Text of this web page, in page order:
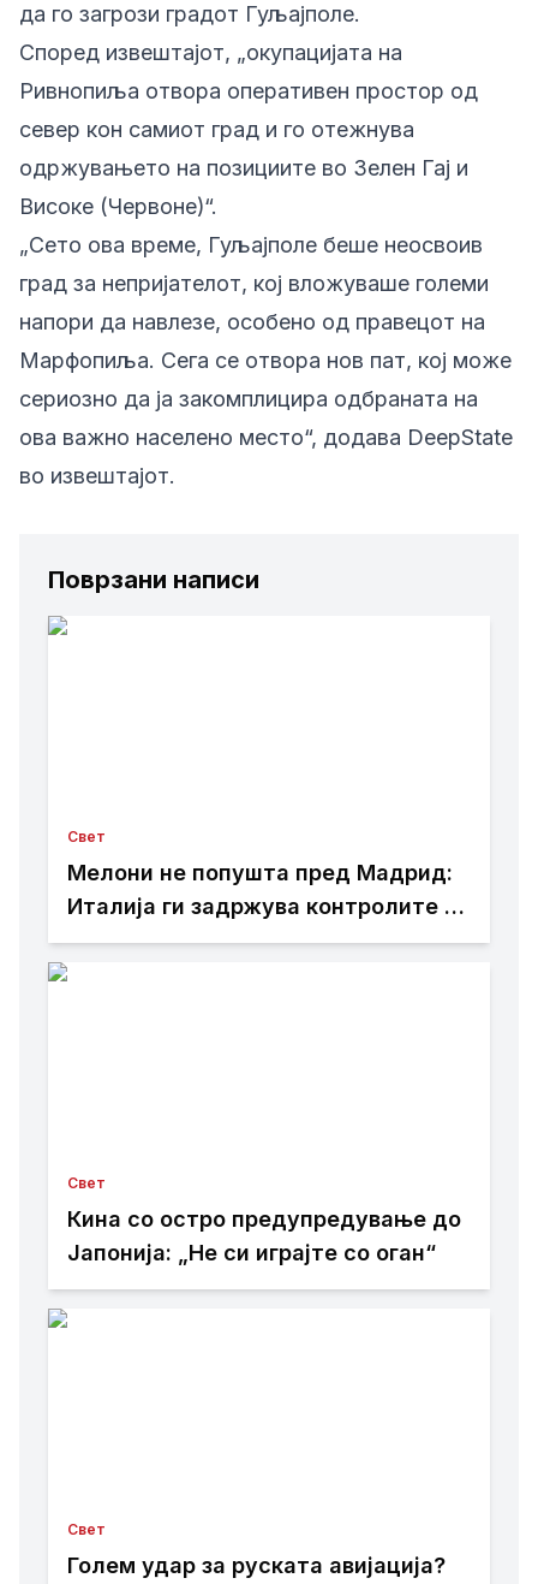
да го загрози градот Гуљајполе.
Според извештајот, „окупацијата на
Ривнопиља отвора оперативен простор од
север кон самиот град и го отежнува
одржувањето на позициите во Зелен Гај и
Високе (Червоне)“.
„Сето ова време, Гуљајполе беше неосвоив
град за непријателот, кој вложуваше големи
напори да навлезе, особено од правецот на
Марфопиља. Сега се отвора нов пат, кој може
сериозно да ја закомплицира одбраната на
ова важно населено место“, додава DeepState
во извештајот.
Поврзани написи
Свет
Мелони не попушта пред Мадрид:
Италија ги задржува контролите со
Шпанија
Свет
Кина со остро предупредување до
Јапонија: „Не си играјте со оган“
Свет
Голем удар за руската авијација?